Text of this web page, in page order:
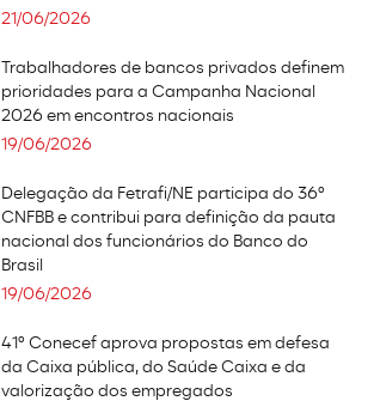
21/06/2026
Trabalhadores de bancos privados definem
prioridades para a Campanha Nacional
2026 em encontros nacionais
19/06/2026
Delegação da Fetrafi/NE participa do 36º
CNFBB e contribui para definição da pauta
nacional dos funcionários do Banco do
Brasil
19/06/2026
41º Conecef aprova propostas em defesa
da Caixa pública, do Saúde Caixa e da
valorização dos empregados